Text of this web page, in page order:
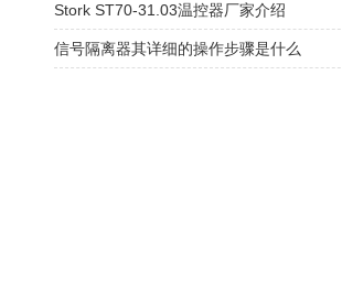
Stork ST70-31.03温控器厂家介绍
信号隔离器其详细的操作步骤是什么